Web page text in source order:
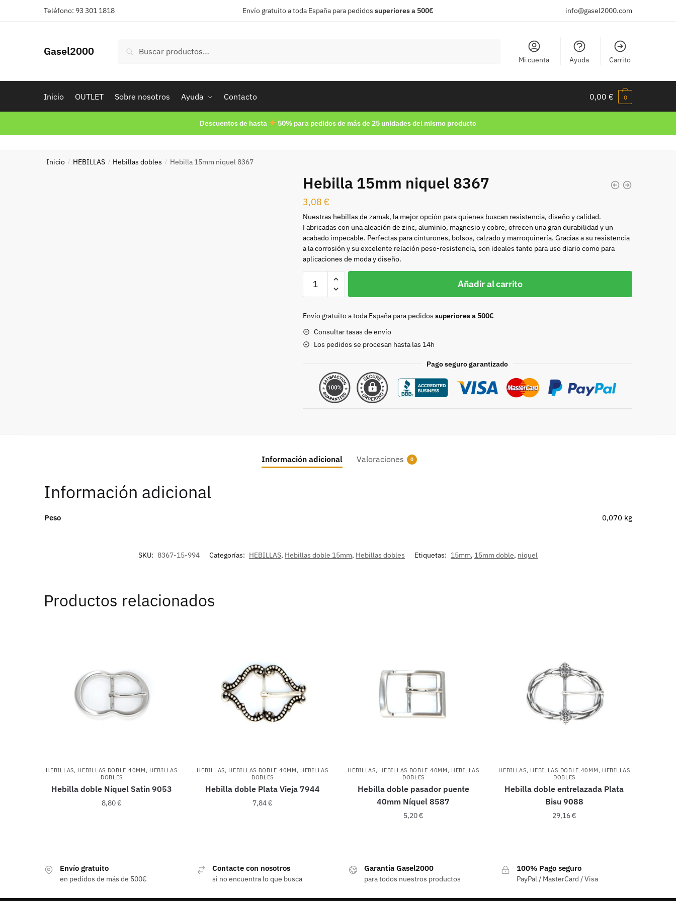
Teléfono: 93 301 1818 Envío gratuito a toda España para pedidos superiores a 500€ info@gasel2000.com
Gasel2000
por:
Buscar
Mi cuenta Ayuda Carrito
Inicio OUTLET Sobre nosotros Ayuda Contacto 0,00 € 0
Descuentos de hasta 50% para pedidos de más de 25 unidades del mismo producto
Inicio / HEBILLAS / Hebillas dobles / Hebilla 15mm niquel 8367
Hebilla 15mm niquel 8367
3,08 €
Nuestras hebillas de zamak, la mejor opción para quienes buscan resistencia, diseño y calidad.
Fabricadas con una aleación de zinc, aluminio, magnesio y cobre, ofrecen una gran durabilidad y un
acabado impecable. Perfectas para cinturones, bolsos, calzado y marroquinería. Gracias a su resistencia
a la corrosión y su excelente relación peso-resistencia, son ideales tanto para uso diario como para
aplicaciones de moda y diseño.
15mm
8367
cantidad
Añadir al carrito
Envío gratuito a toda España para pedidos superiores a 500€
Consultar tasas de envío
Los pedidos se procesan hasta las 14h
Pago seguro garantizado
Información adicional Valoraciones 0
Información adicional
Peso 0,070 kg
SKU: 8367-15-994 Categorías: HEBILLAS, Hebillas doble 15mm, Hebillas dobles Etiquetas: 15mm, 15mm doble, níquel
Productos relacionados
HEBILLAS, HEBILLAS DOBLE 40MM , HEBILLAS
DOBLES
Hebilla doble Níquel Satín 9053
8,80€
HEBILLAS, HEBILLAS DOBLE 40MM , HEBILLAS
DOBLES
Hebilla doble Plata Vieja 7944
7,84€
HEBILLAS, HEBILLAS DOBLE 40MM , HEBILLAS
DOBLES
Hebilla doble pasador puente
40mm Níquel 8587
5,20€
HEBILLAS, HEBILLAS DOBLE 40MM , HEBILLAS
DOBLES
Hebilla doble entrelazada Plata
Bisu 9088
29,16€
Envío gratuito
en pedidos de más de 500€
Contacte con nosotros
si no encuentra lo que busca
Garantía Gasel2000
para todos nuestros productos
100% Pago seguro
PayPal / MasterCard / Visa